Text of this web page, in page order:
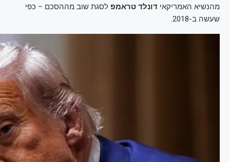
מהנשיא האמריקאי דונלד טראמפ לסגת שוב מההסכם – כפי
שעשה ב-2018.